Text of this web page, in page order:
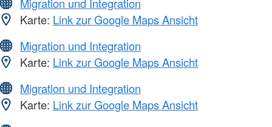
Migration und Integration
Karte: Link zur Google Maps Ansicht
Migration und Integration
Karte: Link zur Google Maps Ansicht
Migration und Integration
Karte: Link zur Google Maps Ansicht